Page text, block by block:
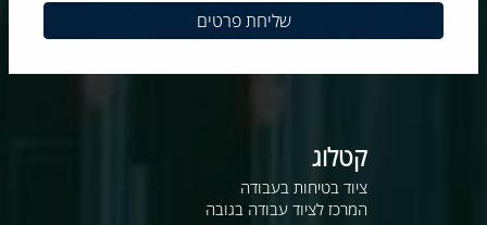
קטלוג
ציוד בטיחות בעבודה
המרכז לציוד עבודה בגובה